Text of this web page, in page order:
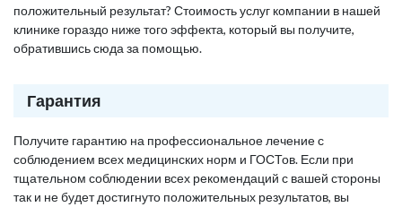
положительный результат? Стоимость услуг компании в нашей
клинике гораздо ниже того эффекта, который вы получите,
обратившись сюда за помощью.
Гарантия
Получите гарантию на профессиональное лечение с
соблюдением всех медицинских норм и ГОСТов. Если при
тщательном соблюдении всех рекомендаций с вашей стороны
так и не будет достигнуто положительных результатов, вы